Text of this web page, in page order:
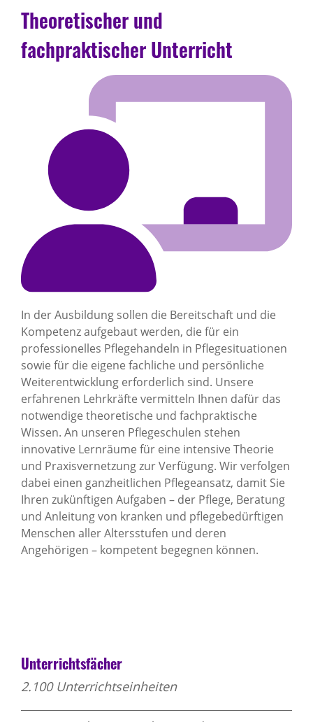
Theoretischer und
fachpraktischer Unterricht
In der Ausbildung sollen die Bereitschaft und die
Kompetenz aufgebaut werden, die für ein
professionelles Pflegehandeln in Pflegesituationen
sowie für die eigene fachliche und persönliche
Weiterentwicklung erforderlich sind. Unsere
erfahrenen Lehrkräfte vermitteln Ihnen dafür das
notwendige theoretische und fachpraktische
Wissen. An unseren Pflegeschulen stehen
innovative Lernräume für eine intensive Theorie
und Praxisvernetzung zur Verfügung. Wir verfolgen
dabei einen ganzheitlichen Pflegeansatz, damit Sie
Ihren zukünftigen Aufgaben – der Pflege, Beratung
und Anleitung von kranken und pflegebedürftigen
Menschen aller Altersstufen und deren
Angehörigen – kompetent begegnen können.
Unterrichtsfächer
2.100 Unterrichtseinheiten